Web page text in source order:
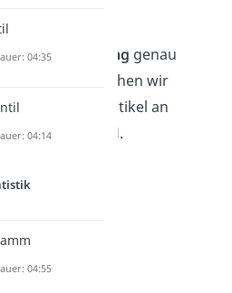
derBerechnung genau
musst, besprechen wir
in diesem Artikel an
Beispiel.
04:35
04:14
04:55